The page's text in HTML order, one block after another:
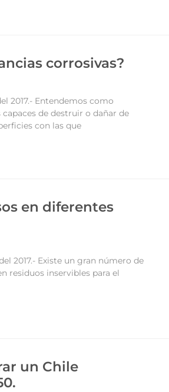
corrosivas?
2017.- Entendemos como
de destruir o dañar de
con las que
en diferentes
2017.- Existe un gran número de
residuos inservibles para el
un Chile